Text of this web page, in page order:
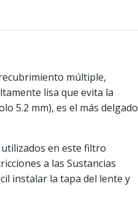
múltiple,
lisa que evita la
5.2 mm), es el más delgado
en este filtro
a las Sustancias
instalar la tapa del lente y